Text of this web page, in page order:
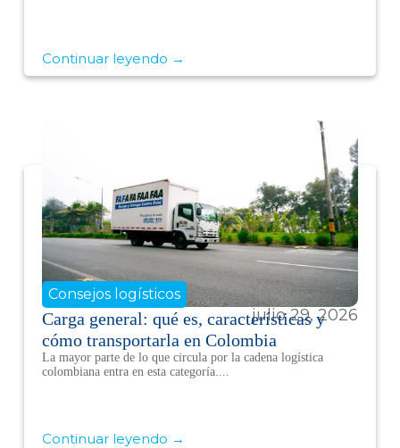
Continuar leyendo →
julio 29, 2026
Consejos logísticos
Carga general: qué es, características y
cómo transportarla en Colombia
La mayor parte de lo que circula por la cadena logística
colombiana entra en esta categoría....
Continuar leyendo →